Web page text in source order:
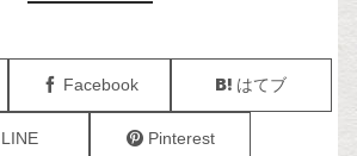
Facebook はてブ
LINE Pinterest